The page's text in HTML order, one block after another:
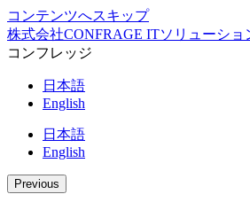
コンテンツへスキップ
株式会社CONFRAGE ITソリューショ
コンフレッジ
日本語
English
日本語
English
Previous